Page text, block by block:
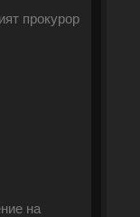
прокурор
на